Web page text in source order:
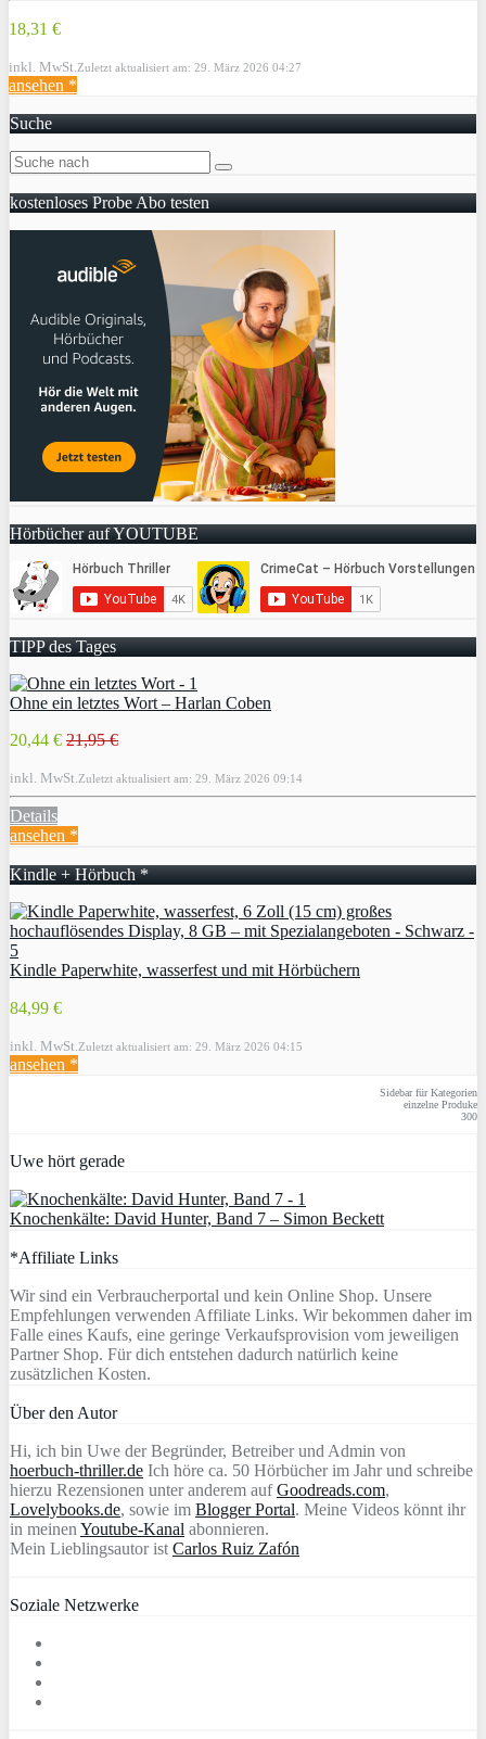
18,31 €
inkl. MwSt. Zuletzt aktualisiert am: 29. März 2026 04:27
ansehen *
Suche
kostenloses Probe Abo testen
Hörbücher auf YOUTUBE
TIPP des Tages
Ohne ein letztes Wort – Harlan Coben
20,44 € 21,95 €
inkl. MwSt. Zuletzt aktualisiert am: 29. März 2026 09:14
Details
ansehen *
Kindle + Hörbuch *
Kindle Paperwhite, wasserfest und mit Hörbüchern
84,99 €
inkl. MwSt. Zuletzt aktualisiert am: 29. März 2026 04:15
ansehen *
Sidebar für Kategorien
einzelne Produke
300
Uwe hört gerade
Knochenkälte: David Hunter, Band 7 – Simon Beckett
*Affiliate Links
Wir sind ein Verbraucherportal und kein Online Shop. Unsere
Empfehlungen verwenden Affiliate Links. Wir bekommen daher im
Falle eines Kaufs, eine geringe Verkaufsprovision vom jeweiligen
Partner Shop. Für dich entstehen dadurch natürlich keine
zusätzlichen Kosten.
Über den Autor
Hi, ich bin Uwe der Begründer, Betreiber und Admin von
hoerbuch-thriller.de Ich höre ca. 50 Hörbücher im Jahr und schreibe
hierzu Rezensionen unter anderem aufGoodreads.com,
Lovelybooks.de, sowie im Blogger Portal. Meine Videos könnt ihr
in meinen Youtube-Kanal abonnieren.
Mein Lieblingsautor ist Carlos Ruiz Zafón
Soziale Netzwerke